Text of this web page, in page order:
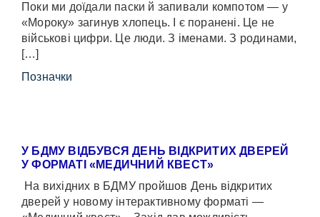
Поки ми доїдали паски й запивали компотом — у
«Мороку» загинув хлопець. І є поранені. Це не
військові цифри. Це люди. З іменами. З родинами,
[…]
Позначки
У БДМУ ВІДБУВСЯ ДЕНЬ ВІДКРИТИХ ДВЕРЕЙ
У ФОРМАТІ «МЕДИЧНИЙ КВЕСТ»
На вихідних в БДМУ пройшов День відкритих
дверей у новому інтерактивному форматі —